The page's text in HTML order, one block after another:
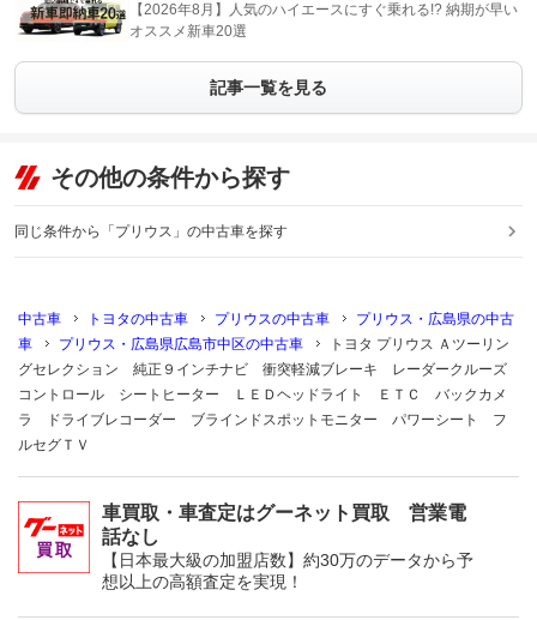
【2026年8月】人気のハイエースにすぐ乗れる!? 納期が早い
オススメ新車20選
記事一覧を見る
その他の条件から探す
同じ条件から「プリウス」の中古車を探す
中古車 トヨタの中古車 プリウスの中古車
プリウス・広島県の中古
車
プリウス・広島県広島市中区の中古車
トヨタ プリウス Ａツーリン
グセレクション 純正９インチナビ 衝突軽減ブレーキ レーダークルーズ
コントロール シートヒーター ＬＥＤヘッドライト ＥＴＣ バックカメ
ラ ドライブレコーダー ブラインドスポットモニター パワーシート フ
ルセグＴＶ
車買取・車査定はグーネット買取 営業電
話なし
【日本最大級の加盟店数】約30万のデータから予
想以上の高額査定を実現！